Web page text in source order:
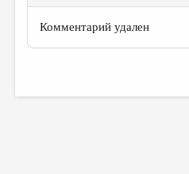
Комментарий удален